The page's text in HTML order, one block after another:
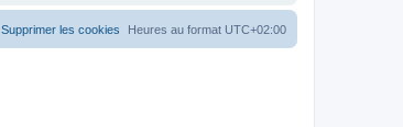
Heures au format UTC+02:00
Supprimer les cookies